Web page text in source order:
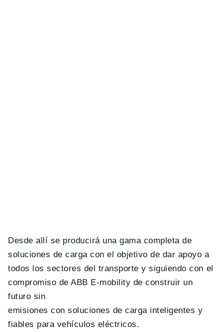
Desde allí se producirá una gama completa de
soluciones de carga con el objetivo de dar apoyo a
todos los sectores del transporte y siguiendo con el
compromiso de ABB E-mobility de construir un
futuro sin
emisiones con soluciones de carga inteligentes y
fiables para vehículos eléctricos.